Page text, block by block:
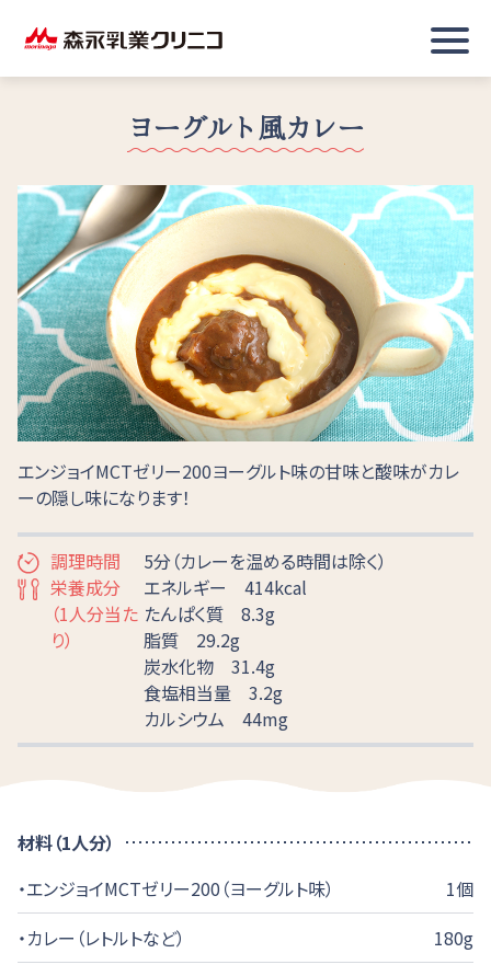
ヨーグルト風カレー
エンジョイMCTゼリー200ヨーグルト味の甘味と酸味がカレ
ーの隠し味になります！
調理時間
5分（カレーを温める時間は除く）
栄養成分
（1人分当た
り）
エネルギー 414kcal
たんぱく質 8.3g
脂質 29.2g
炭水化物 31.4g
食塩相当量 3.2g
カルシウム 44mg
材料（1人分）
・エンジョイMCTゼリー200（ヨーグルト味）
1個
・カレー（レトルトなど）
180g